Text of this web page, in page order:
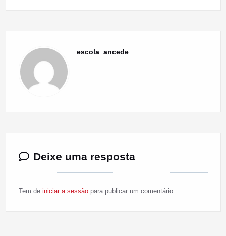
escola_ancede
Deixe uma resposta
Tem de iniciar a sessãopara publicar um comentário.